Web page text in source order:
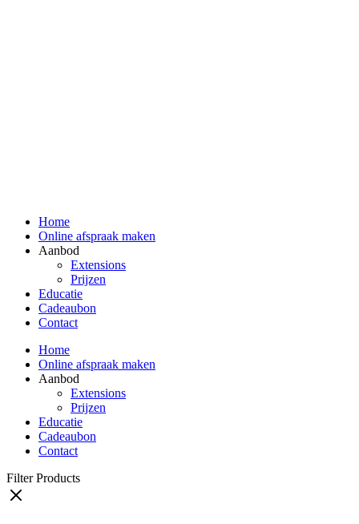
Home
Online afspraak maken
Aanbod
Extensions
Prijzen
Educatie
Cadeaubon
Contact
Home
Online afspraak maken
Aanbod
Extensions
Prijzen
Educatie
Cadeaubon
Contact
Filter Products